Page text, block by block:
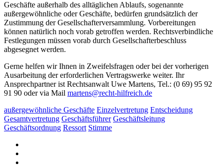
Geschäfte außerhalb des alltäglichen Ablaufs, sogenannte
außergewöhnliche oder Geschäfte, bedürfen grundsätzlich der
Zustimmung der Gesellschafterversammlung. Vorbereitungen
können natürlich noch vorab getroffen werden. Rechtsverbindliche
Festlegungen müssen vorab durch Gesellschafterbeschluss
abgesegnet werden.
Gerne helfen wir Ihnen in Zweifelsfragen oder bei der vorherigen
Ausarbeitung der erforderlichen Vertragswerke weiter. Ihr
Ansprechpartner ist Rechtsanwalt Uwe Martens, Tel.: (0 69) 95 92
91 90 oder via Mail martens@recht-hilfreich.de
außergewöhnliche Geschäfte Einzelvertretung Entscheidung
Gesamtvertretung Geschäftsführer Geschäftsleitung
Geschäftsordnung Ressort Stimme